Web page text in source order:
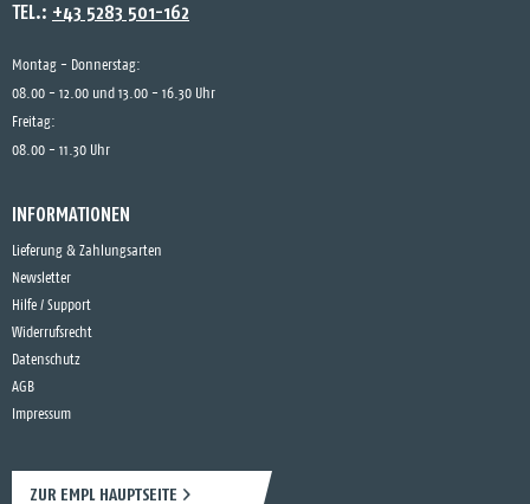
TEL.: +43 5283 501-162
Montag - Donnerstag:
08.00 - 12.00 und 13.00 - 16.30 Uhr
Freitag:
08.00 - 11.30 Uhr
INFORMATIONEN
Lieferung & Zahlungsarten
Newsletter
Hilfe / Support
Widerrufsrecht
Datenschutz
AGB
Impressum
ZUR EMPL HAUPTSEITE